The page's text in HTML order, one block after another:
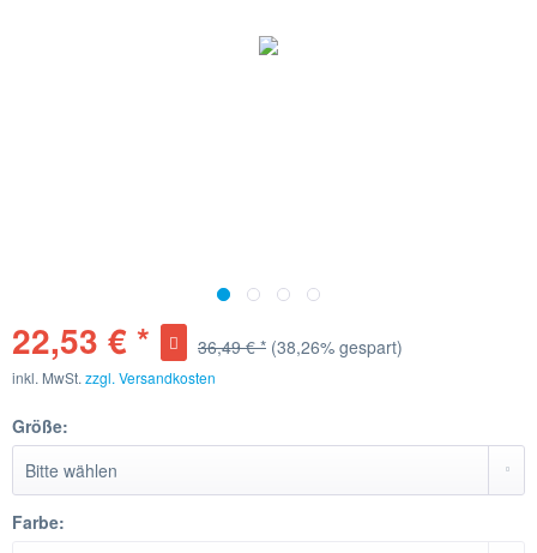
22,53 € * 36,49 € * (38,26% gespart)
inkl. MwSt. zzgl. Versandkosten
Größe:
Farbe: